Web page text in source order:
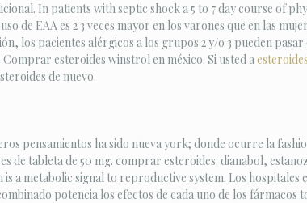
In patients with septic shock a 5 to 7 day course of
EAA es 2 3 veces mayor en los varones que en las
los pacientes alérgicos a los grupos 2 y/o 3 pueden pasar
esteroides winstrol en méxico. Si usted a
de nuevo.
pensamientos ha sido nueva york; donde ocurre la
de tableta de 50 mg. comprar esteroides: dianabol,
metabolic signal to reproductive system. Los hospitales
potencia los efectos de cada uno de los fármacos